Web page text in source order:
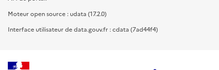
Moteur open source : udata (17.2.0)
Interface utilisateur de data.gouv.fr : cdata (7ad44f4)